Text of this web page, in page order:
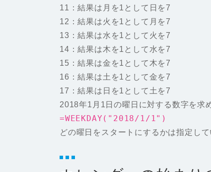
11：結果は月を1として日を7
12：結果は火を1として月を7
13：結果は水を1として火を7
14：結果は木を1として水を7
15：結果は金を1として木を7
16：結果は土を1として金を7
17：結果は日を1として土を7
2018年1月1日の曜日に対する数字を求
=WEEKDAY("2018/1/1")
どの曜日をスタートにするかは指定し